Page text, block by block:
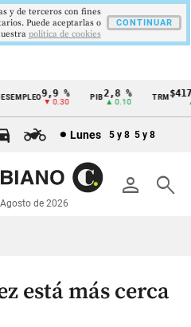
9,9 %
▼ 0.30
2,8 %
▲ 0.10
TRM
▲
Lunes 5 y 8 5 y 8
person search
de 2026
está más cerca
y de terceros con fines
Puede aceptarlas o
politica de cookies
CONTINUAR